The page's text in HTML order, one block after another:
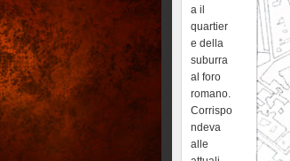
a il
quartier
e della
suburra
al foro
romano.
Corrispo
ndeva
alle